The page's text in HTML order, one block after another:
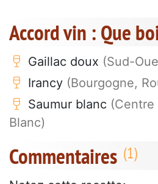
Accord vin : Que
Gaillac doux (Sud-
Irancy (Bourgogne,
Saumur blanc (Centre
Blanc)
Commentaires